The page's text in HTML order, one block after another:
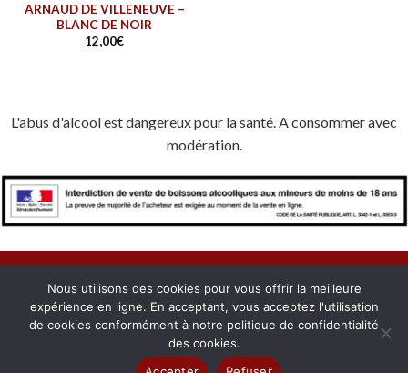
ARNAUD DE VILLENEUVE –
BLANC DE NOIR
12,00€
L'abus d'alcool est dangereux pour la santé. A consommer avec
modération.
À PROPOS NOUS CONTACTER
CONFIDENTIALITÉ
MENTIONS LÉGALES
COOKIES MON COMPTE
Copyright 2026 © Domaines du Roussillon. Créé avec passion par
Nous utilisons des cookies pour vous offrir la meilleure
expérience en ligne. En acceptant, vous acceptez l'utilisation
de cookies conformément à notre politique de confidentialité
des cookies.